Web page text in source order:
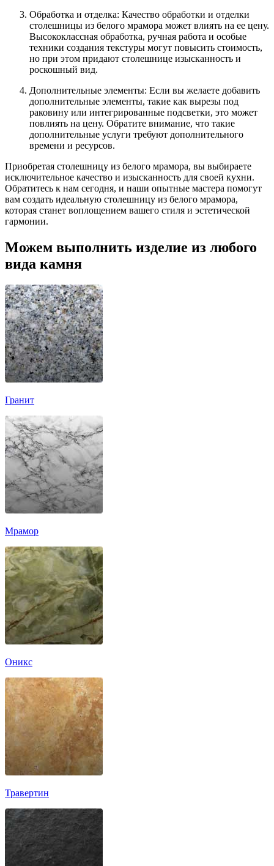
Обработка и отделка: Качество обработки и отделки
столешницы из белого мрамора может влиять на ее цену.
Высококлассная обработка, ручная работа и особые
техники создания текстуры могут повысить стоимость,
но при этом придают столешнице изысканность и
роскошный вид.
Дополнительные элементы: Если вы желаете добавить
дополнительные элементы, такие как вырезы под
раковину или интегрированные подсветки, это может
повлиять на цену. Обратите внимание, что такие
дополнительные услуги требуют дополнительного
времени и ресурсов.
Приобретая столешницу из белого мрамора, вы выбираете
исключительное качество и изысканность для своей кухни.
Обратитесь к нам сегодня, и наши опытные мастера помогут
вам создать идеальную столешницу из белого мрамора,
которая станет воплощением вашего стиля и эстетической
гармонии.
Можем выполнить изделие из любого
вида камня
Гранит
Мрамор
Оникс
Травертин